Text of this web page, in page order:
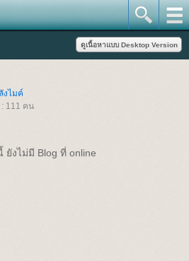
งไมค์
111 คน
ยังไม่มี Blog ที่ online